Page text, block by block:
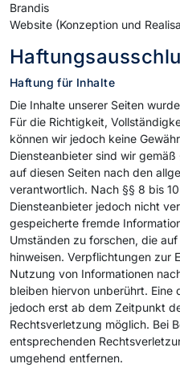
Brandis
Website (Konzeption und
Haftung für Inhalte
Die Inhalte unserer Seiten
Für die Richtigkeit,
können wir jedoch keine
Diensteanbieter sind wir gemäß
auf diesen Seiten nach den
verantwortlich. Nach §§ 8 bis
Diensteanbieter jedoch nicht
gespeicherte fremde
Umständen zu forschen, die
hinweisen. Verpflichtungen zur
Nutzung von Informationen
bleiben hiervon unberührt.
jedoch erst ab dem Zeitpunkt
Rechtsverletzung möglich. Bei
entsprechenden
umgehend entfernen.